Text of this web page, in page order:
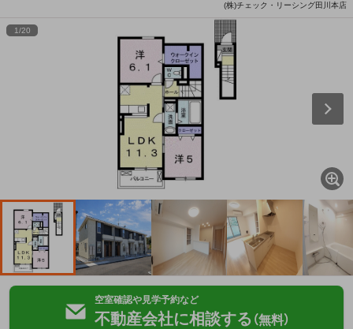
(株)チェック・リーシング田川本店
1/20
空室確認や見学予約など
不動産会社に相談する （無料）